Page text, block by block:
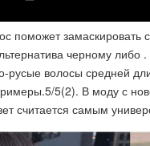
поможет
черному
русые волосы средней
5(2). В моду с
считается самым